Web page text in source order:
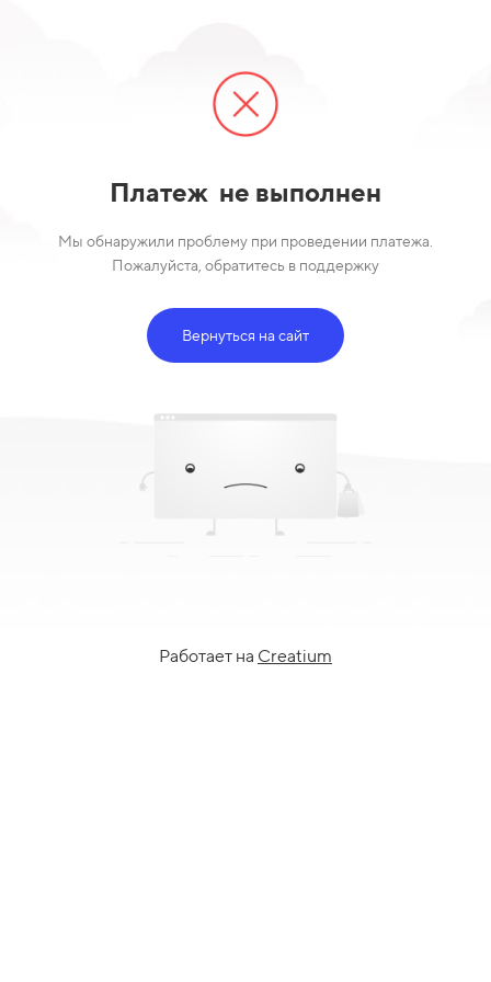
Платеж не выполнен
Мы обнаружили проблему при проведении платежа.
Пожалуйста, обратитесь в поддержку
Вернуться на сайт
Работает на Creatium